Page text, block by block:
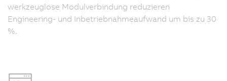
werkzeuglose Modulverbindung reduzieren
Engineering- und Inbetriebnahmeaufwand um bis zu 30
%.